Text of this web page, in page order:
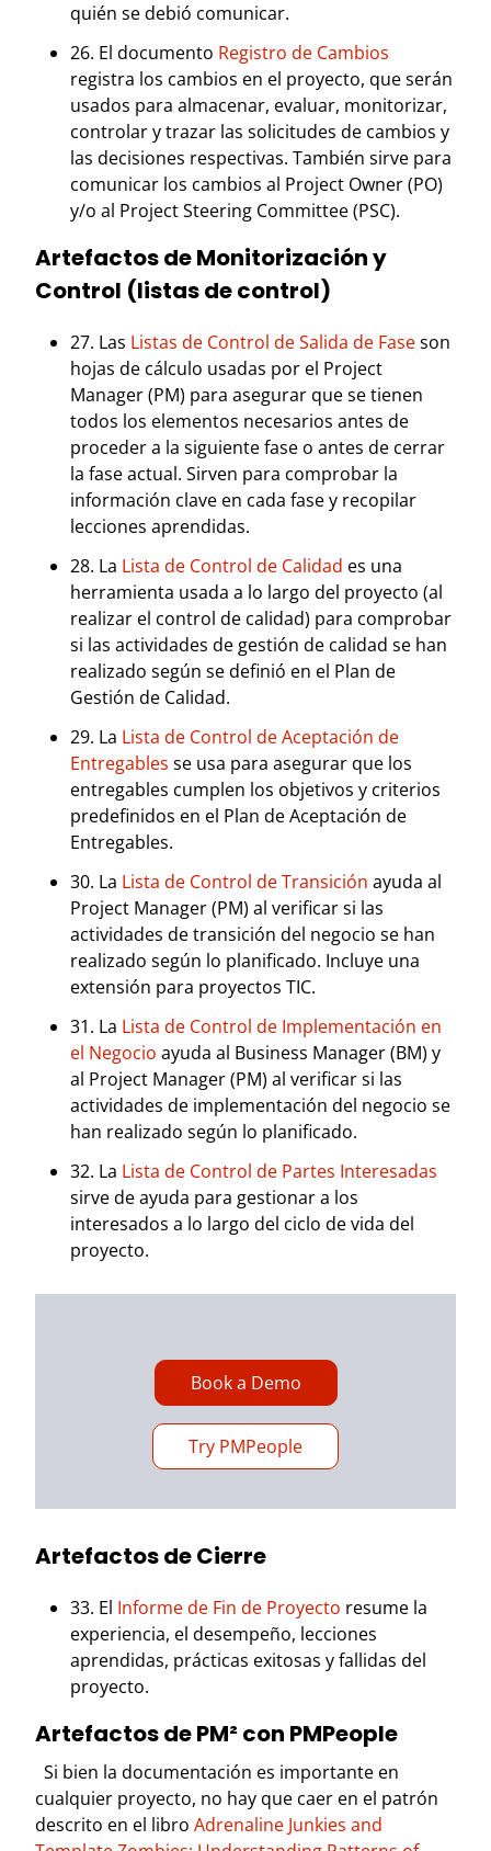
quién se debió comunicar.
26. El documento Registro de Cambios
registra los cambios en el proyecto, que serán
usados para almacenar, evaluar, monitorizar,
controlar y trazar las solicitudes de cambios y
las decisiones respectivas. También sirve para
comunicar los cambios al Project Owner (PO)
y/o al Project Steering Committee (PSC).
Artefactos de Monitorización y
Control (listas de control)
27. Las Listas de Control de Salida de Faseson
hojas de cálculo usadas por el Project
Manager (PM) para asegurar que se tienen
todos los elementos necesarios antes de
proceder a la siguiente fase o antes de cerrar
la fase actual. Sirven para comprobar la
información clave en cada fase y recopilar
lecciones aprendidas.
28. La Lista de Control de Calidad es una
herramienta usada a lo largo del proyecto (al
realizar el control de calidad) para comprobar
si las actividades de gestión de calidad se han
realizado según se definió en el Plan de
Gestión de Calidad.
29. La Lista de Control de Aceptación de
Entregables se usa para asegurar que los
entregables cumplen los objetivos y criterios
predefinidos en el Plan de Aceptación de
Entregables.
30. La Lista de Control de Transición ayuda al
Project Manager (PM) al verificar si las
actividades de transición del negocio se han
realizado según lo planificado. Incluye una
extensión para proyectos TIC.
31. La Lista de Control de Implementación en
el Negocio ayuda al Business Manager (BM) y
al Project Manager (PM) al verificar si las
actividades de implementación del negocio se
han realizado según lo planificado.
32. La Lista de Control de Partes Interesadas
sirve de ayuda para gestionar a los
interesados a lo largo del ciclo de vida del
proyecto.
Book a Demo
Try PMPeople
Artefactos de Cierre
33. El Informe de Fin de Proyecto resume la
experiencia, el desempeño, lecciones
aprendidas, prácticas exitosas y fallidas del
proyecto.
Artefactos de PM² con PMPeople
Si bien la documentación es importante en
cualquier proyecto, no hay que caer en el patrón
descrito en el libro Adrenaline Junkies and